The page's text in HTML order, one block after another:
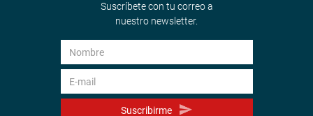
Suscríbete con tu correo a
nuestro newsletter.
Suscribirme